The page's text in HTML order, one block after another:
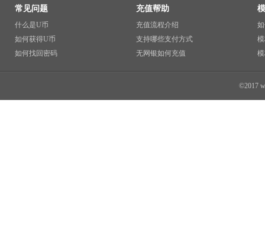
常见问题
什么是U币
如何获得U币
如何找回密码
充值帮助
充值流程介绍
支持哪些支付方式
无网银如何充值
©2017